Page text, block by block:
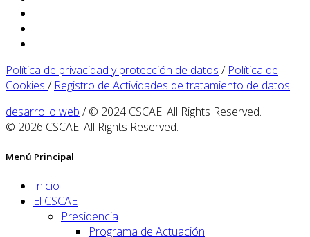
Política de privacidad y protección de datos / Política de
Cookies / Registro de Actividades de tratamiento de datos
desarrollo web / © 2024 CSCAE. All Rights Reserved.
© 2026 CSCAE. All Rights Reserved.
Menú Principal
Inicio
El CSCAE
Presidencia
Programa de Actuación